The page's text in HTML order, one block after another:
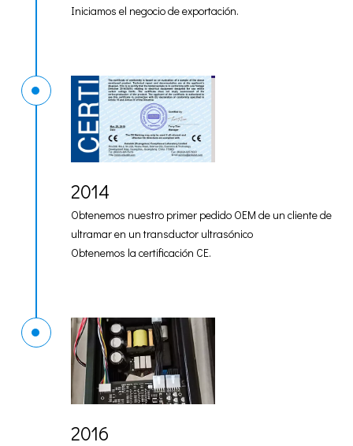
Iniciamos el negocio de exportación.
2014
Obtenemos nuestro primer pedido OEM de un cliente de
ultramar en un transductor ultrasónico
Obtenemos la certificación CE.
2016